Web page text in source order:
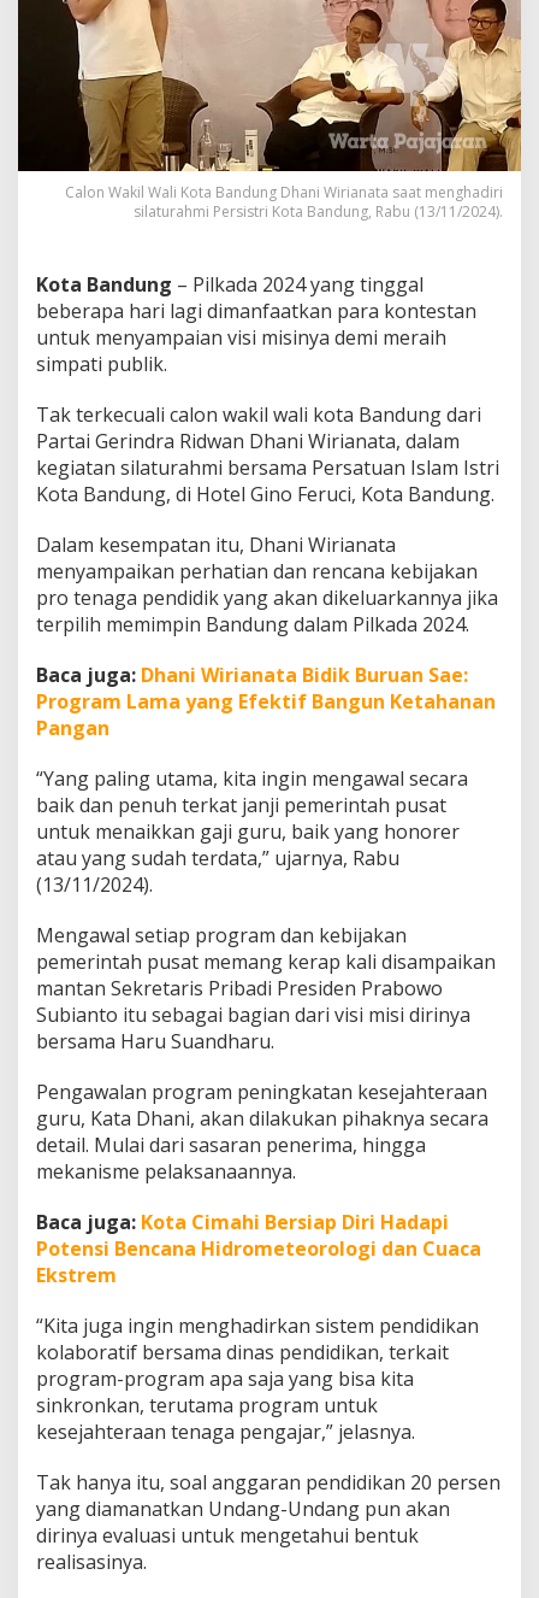
t
i
,
D
h
W
i
r
a
a
B
e
r
k
a
n
o
l
K
e
s
e
t
e
r
a
a
n
u
r
u
H
i
g
g
s
t
e
m
P
e
d
i
d
i
Calon Wakil Wali Kota Bandung Dhani Wirianata saat menghadiri
silaturahmi Persistri Kota Bandung, Rabu (13/11/2024).
Kota Bandung – Pilkada 2024 yang tinggal
beberapa hari lagi dimanfaatkan para kontestan
untuk menyampaian visi misinya demi meraih
simpati publik.
Tak terkecuali calon wakil wali kota Bandung dari
Partai Gerindra Ridwan Dhani Wirianata, dalam
kegiatan silaturahmi bersama Persatuan Islam Istri
Kota Bandung, di Hotel Gino Feruci, Kota Bandung.
Dalam kesempatan itu, Dhani Wirianata
menyampaikan perhatian dan rencana kebijakan
pro tenaga pendidik yang akan dikeluarkannya jika
terpilih memimpin Bandung dalam Pilkada 2024.
Baca juga: Dhani Wirianata Bidik Buruan Sae:
Program Lama yang Efektif Bangun Ketahanan
Pangan
“Yang paling utama, kita ingin mengawal secara
baik dan penuh terkat janji pemerintah pusat
untuk menaikkan gaji guru, baik yang honorer
atau yang sudah terdata,” ujarnya, Rabu
(13/11/2024).
Mengawal setiap program dan kebijakan
pemerintah pusat memang kerap kali disampaikan
mantan Sekretaris Pribadi Presiden Prabowo
Subianto itu sebagai bagian dari visi misi dirinya
bersama Haru Suandharu.
Pengawalan program peningkatan kesejahteraan
guru, Kata Dhani, akan dilakukan pihaknya secara
detail. Mulai dari sasaran penerima, hingga
mekanisme pelaksanaannya.
Baca juga: Kota Cimahi Bersiap Diri Hadapi
Potensi Bencana Hidrometeorologi dan Cuaca
Ekstrem
“Kita juga ingin menghadirkan sistem pendidikan
kolaboratif bersama dinas pendidikan, terkait
program-program apa saja yang bisa kita
sinkronkan, terutama program untuk
kesejahteraan tenaga pengajar,” jelasnya.
Tak hanya itu, soal anggaran pendidikan 20 persen
yang diamanatkan Undang-Undang pun akan
dirinya evaluasi untuk mengetahui bentuk
realisasinya.